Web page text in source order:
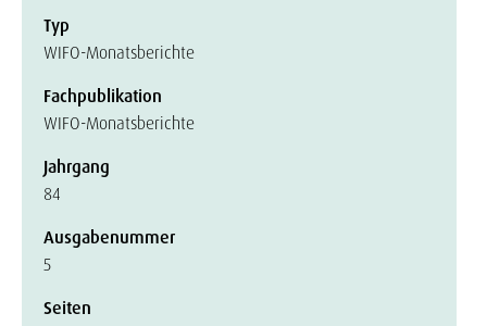
Typ
WIFO-Monatsberichte
Fachpublikation
WIFO-Monatsberichte
Jahrgang
84
Ausgabenummer
5
Seiten